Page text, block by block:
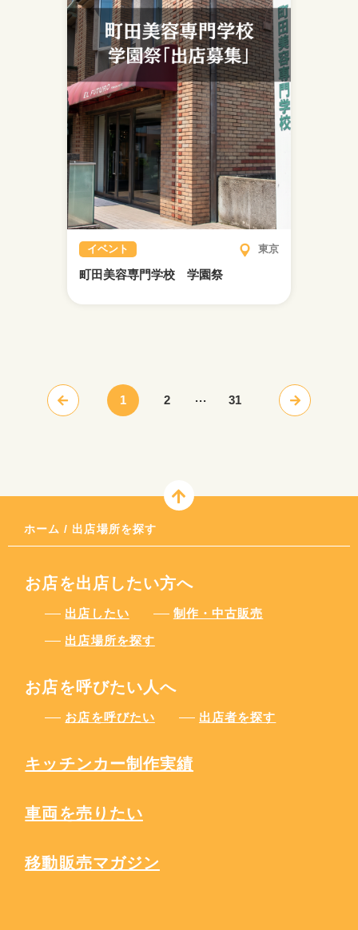
イベント 東京
町田美容専門学校 学園祭
...
ホーム / 出店場所を探す
お店を出店したい方へ
出店したい
制作・中古販売
出店場所を探す
お店を呼びたい人へ
お店を呼びたい 出店者を探す
キッチンカー制作実績
車両を売りたい
移動販売マガジン